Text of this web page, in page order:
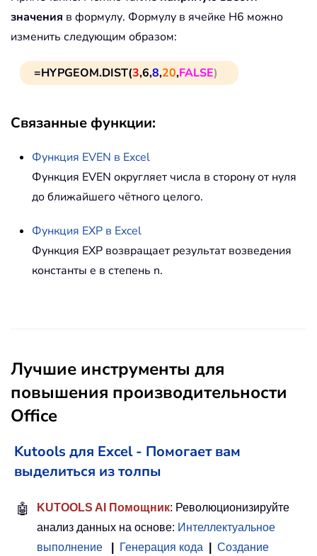
значения в формулу. Формулу в ячейке H6 можно
изменить следующим образом:
=HYPGEOM.DIST(3,6,8,20,FALSE)
Связанные функции:
Функция EVEN в Excel
Функция EVEN округляет числа в сторону от нуля
до ближайшего чётного целого.
Функция EXP в Excel
Функция EXP возвращает результат возведения
константы e в степень n.
Лучшие инструменты для
повышения производительности
Office
Kutools для Excel - Помогает вам
выделиться из толпы
🤖 KUTOOLS AI Помощник: Революционизируйте
анализ данных на основе: Интеллектуальное
выполнение
Генерация кода
Создание